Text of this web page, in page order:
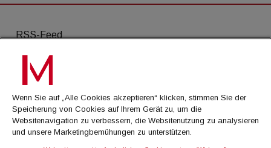
RSS-Feed
AGB
Datenschutz
Kontakt
Impressum
Wenn Sie auf „Alle Cookies akzeptieren“ klicken, stimmen Sie der
Speicherung von Cookies auf Ihrem Gerät zu, um die
Websitenavigation zu verbessern, die Websitenutzung zu analysieren
und unsere Marketingbemühungen zu unterstützen.